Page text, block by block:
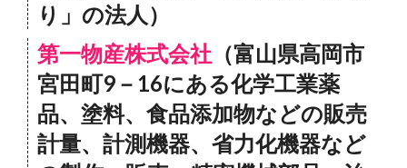
り」の法人）
第一物産株式会社 （富山県高岡市
宮田町9－16にある化学工業薬
品、塗料、食品添加物などの販売
計量、計測機器、省力化機器など